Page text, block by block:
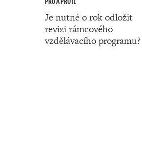
Je nutné o rok odložit
revizi rámcového
vzdělávacího programu?